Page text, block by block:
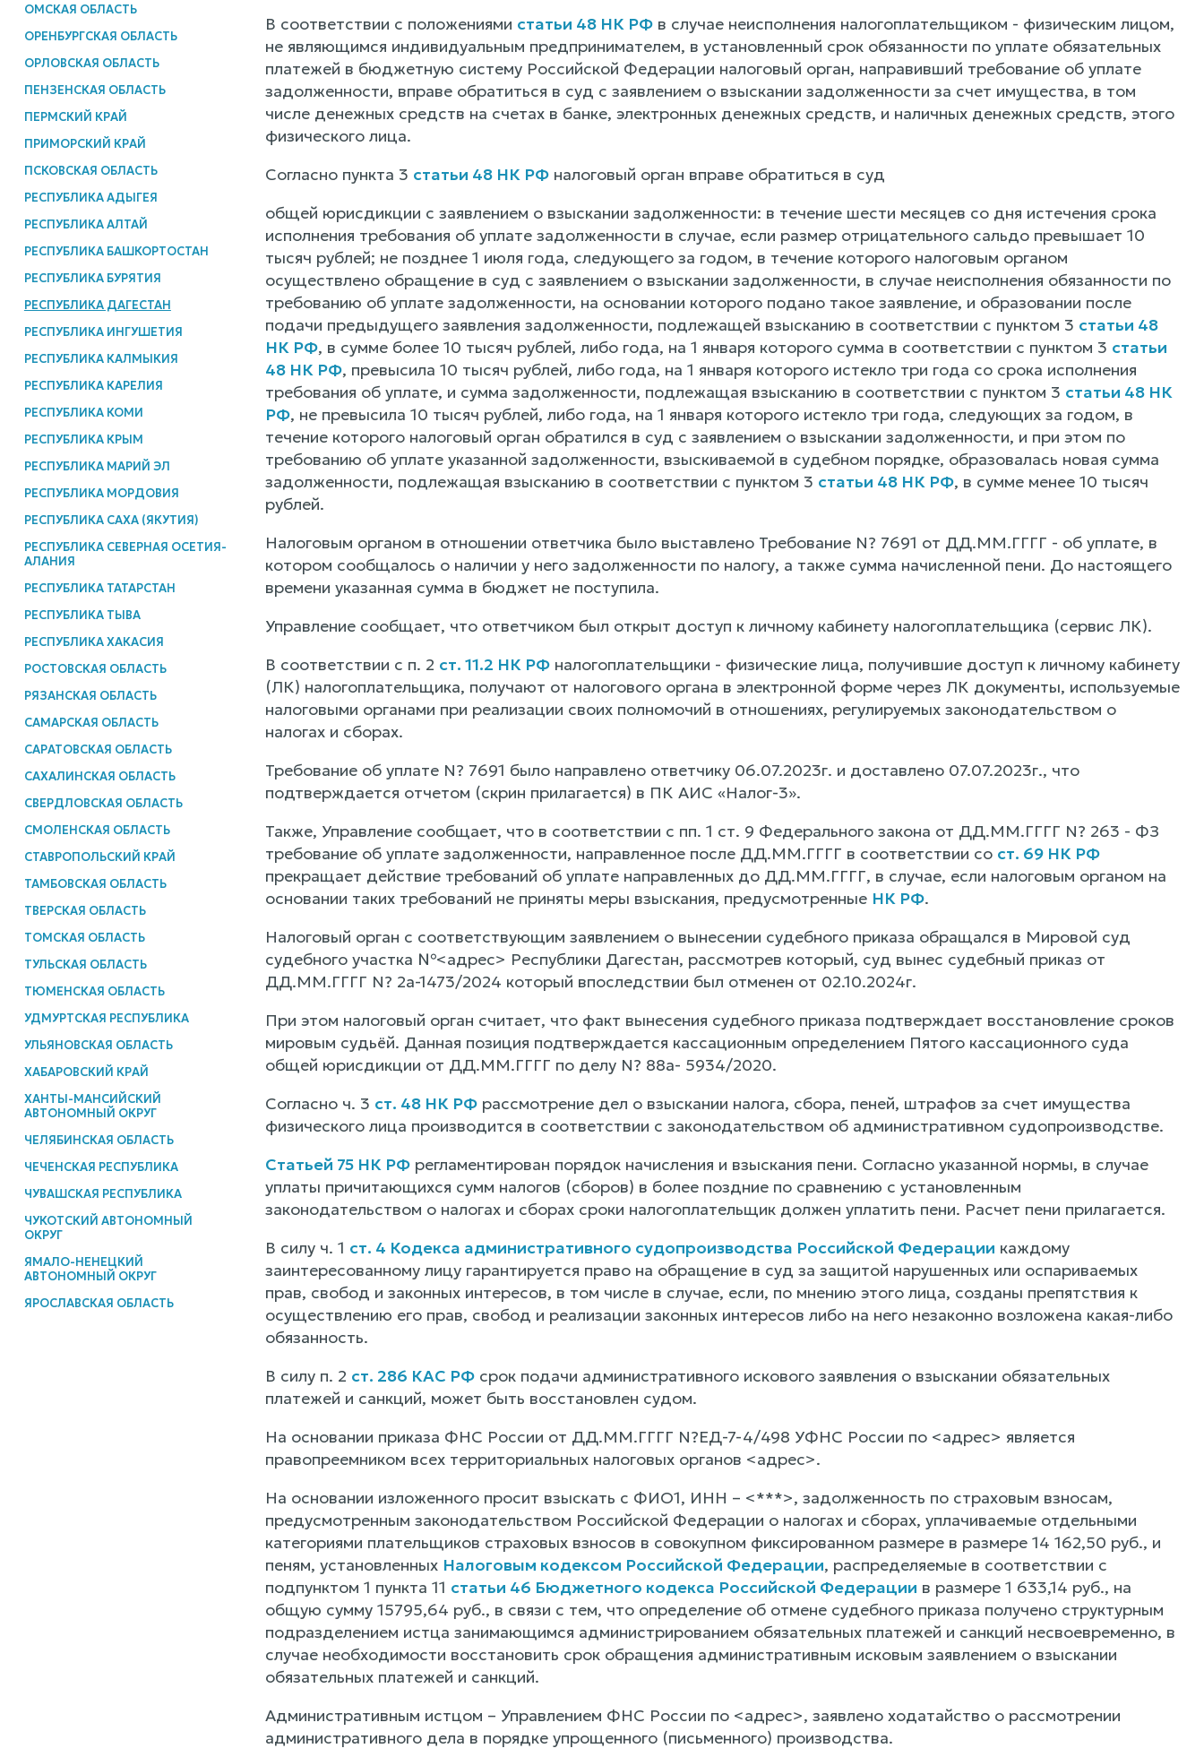
ОМСКАЯ ОБЛАСТЬ
ОРЕНБУРГСКАЯ ОБЛАСТЬ
ОРЛОВСКАЯ ОБЛАСТЬ
ПЕНЗЕНСКАЯ ОБЛАСТЬ
ПЕРМСКИЙ КРАЙ
ПРИМОРСКИЙ КРАЙ
ПСКОВСКАЯ ОБЛАСТЬ
РЕСПУБЛИКА АДЫГЕЯ
РЕСПУБЛИКА АЛТАЙ
РЕСПУБЛИКА БАШКОРТОСТАН
РЕСПУБЛИКА БУРЯТИЯ
РЕСПУБЛИКА ДАГЕСТАН
РЕСПУБЛИКА ИНГУШЕТИЯ
РЕСПУБЛИКА КАЛМЫКИЯ
РЕСПУБЛИКА КАРЕЛИЯ
РЕСПУБЛИКА КОМИ
РЕСПУБЛИКА КРЫМ
РЕСПУБЛИКА МАРИЙ ЭЛ
РЕСПУБЛИКА МОРДОВИЯ
РЕСПУБЛИКА САХА (ЯКУТИЯ)
РЕСПУБЛИКА СЕВЕРНАЯ ОСЕТИЯ-
АЛАНИЯ
РЕСПУБЛИКА ТАТАРСТАН
РЕСПУБЛИКА ТЫВА
РЕСПУБЛИКА ХАКАСИЯ
РОСТОВСКАЯ ОБЛАСТЬ
РЯЗАНСКАЯ ОБЛАСТЬ
САМАРСКАЯ ОБЛАСТЬ
САРАТОВСКАЯ ОБЛАСТЬ
САХАЛИНСКАЯ ОБЛАСТЬ
СВЕРДЛОВСКАЯ ОБЛАСТЬ
СМОЛЕНСКАЯ ОБЛАСТЬ
СТАВРОПОЛЬСКИЙ КРАЙ
ТАМБОВСКАЯ ОБЛАСТЬ
ТВЕРСКАЯ ОБЛАСТЬ
ТОМСКАЯ ОБЛАСТЬ
ТУЛЬСКАЯ ОБЛАСТЬ
ТЮМЕНСКАЯ ОБЛАСТЬ
УДМУРТСКАЯ РЕСПУБЛИКА
УЛЬЯНОВСКАЯ ОБЛАСТЬ
ХАБАРОВСКИЙ КРАЙ
ХАНТЫ-МАНСИЙСКИЙ
АВТОНОМНЫЙ ОКРУГ
ЧЕЛЯБИНСКАЯ ОБЛАСТЬ
ЧЕЧЕНСКАЯ РЕСПУБЛИКА
ЧУВАШСКАЯ РЕСПУБЛИКА
ЧУКОТСКИЙ АВТОНОМНЫЙ
ОКРУГ
ЯМАЛО-НЕНЕЦКИЙ
АВТОНОМНЫЙ ОКРУГ
ЯРОСЛАВСКАЯ ОБЛАСТЬ
В соответствии с положениями статьи 48 НК РФв случае неисполнения налогоплательщиком - физическим лицом,
не являющимся индивидуальным предпринимателем, в установленный срок обязанности по уплате обязательных
платежей в бюджетную систему Российской Федерации налоговый орган, направивший требование об уплате
задолженности, вправе обратиться в суд с заявлением о взыскании задолженности за счет имущества, в том
числе денежных средств на счетах в банке, электронных денежных средств, и наличных денежных средств, этого
физического лица.
Согласно пункта 3 статьи 48 НК РФналоговый орган вправе обратиться в суд
общей юрисдикции с заявлением о взыскании задолженности: в течение шести месяцев со дня истечения срока
исполнения требования об уплате задолженности в случае, если размер отрицательного сальдо превышает 10
тысяч рублей; не позднее 1 июля года, следующего за годом, в течение которого налоговым органом
осуществлено обращение в суд с заявлением о взыскании задолженности, в случае неисполнения обязанности по
требованию об уплате задолженности, на основании которого подано такое заявление, и образовании после
подачи предыдущего заявления задолженности, подлежащей взысканию в соответствии с пунктом 3 статьи 48
НК РФ, в сумме более 10 тысяч рублей, либо года, на 1 января которого сумма в соответствии с пунктом 3 статьи
48 НК РФ, превысила 10 тысяч рублей, либо года, на 1 января которого истекло три года со срока исполнения
требования об уплате, и сумма задолженности, подлежащая взысканию в соответствии с пунктом 3 статьи 48 НК
РФ, не превысила 10 тысяч рублей, либо года, на 1 января которого истекло три года, следующих за годом, в
течение которого налоговый орган обратился в суд с заявлением о взыскании задолженности, и при этом по
требованию об уплате указанной задолженности, взыскиваемой в судебном порядке, образовалась новая сумма
задолженности, подлежащая взысканию в соответствии с пунктом 3 статьи 48 НК РФ, в сумме менее 10 тысяч
рублей.
Налоговым органом в отношении ответчика было выставлено Требование N? 7691 от ДД.ММ.ГГГГ - об уплате, в
котором сообщалось о наличии у него задолженности по налогу, а также сумма начисленной пени. До настоящего
времени указанная сумма в бюджет не поступила.
Управление сообщает, что ответчиком был открыт доступ к личному кабинету налогоплательщика (сервис ЛК).
В соответствии с п. 2 ст. 11.2 НК РФналогоплательщики - физические лица, получившие доступ к личному кабинету
(ЛК) налогоплательщика, получают от налогового органа в электронной форме через ЛК документы, используемые
налоговыми органами при реализации своих полномочий в отношениях, регулируемых законодательством о
налогах и сборах.
Требование об уплате N? 7691 было направлено ответчику 06.07.2023г. и доставлено 07.07.2023г., что
подтверждается отчетом (скрин прилагается) в ПК АИС «Налог-3».
Также, Управление сообщает, что в соответствии с пп. 1 ст. 9 Федерального закона от ДД.ММ.ГГГГ N? 263 - ФЗ
требование об уплате задолженности, направленное после ДД.ММ.ГГГГ в соответствии со ст. 69 НК РФ
прекращает действие требований об уплате направленных до ДД.ММ.ГГГГ, в случае, если налоговым органом на
основании таких требований не приняты меры взыскания, предусмотренные НК РФ.
Налоговый орган с соответствующим заявлением о вынесении судебного приказа обращался в Мировой суд
судебного участка №<адрес> Республики Дагестан, рассмотрев который, суд вынес судебный приказ от
ДД.ММ.ГГГГ N? 2a-1473/2024 который впоследствии был отменен от 02.10.2024г.
При этом налоговый орган считает, что факт вынесения судебного приказа подтверждает восстановление сроков
мировым судьёй. Данная позиция подтверждается кассационным определением Пятого кассационного суда
общей юрисдикции от ДД.ММ.ГГГГ по делу N? 88а- 5934/2020.
Согласно ч. 3 ст. 48 НК РФрассмотрение дел о взыскании налога, сбора, пеней, штрафов за счет имущества
физического лица производится в соответствии с законодательством об административном судопроизводстве.
Статьей 75 НК РФрегламентирован порядок начисления и взыскания пени. Согласно указанной нормы, в случае
уплаты причитающихся сумм налогов (сборов) в более поздние по сравнению с установленным
законодательством о налогах и сборах сроки налогоплательщик должен уплатить пени. Расчет пени прилагается.
В силу ч. 1 ст. 4 Кодекса административного судопроизводства Российской Федерации каждому
заинтересованному лицу гарантируется право на обращение в суд за защитой нарушенных или оспариваемых
прав, свобод и законных интересов, в том числе в случае, если, по мнению этого лица, созданы препятствия к
осуществлению его прав, свобод и реализации законных интересов либо на него незаконно возложена какая-либо
обязанность.
В силу п. 2 ст. 286 КАС РФсрок подачи административного искового заявления о взыскании обязательных
платежей и санкций, может быть восстановлен судом.
На основании приказа ФНС России от ДД.ММ.ГГГГ N?ЕД-7-4/498 УФНС России по <адрес> является
правопреемником всех территориальных налоговых органов <адрес>.
На основании изложенного просит взыскать с ФИО1, ИНН – <***>, задолженность по страховым взносам,
предусмотренным законодательством Российской Федерации о налогах и сборах, уплачиваемые отдельными
категориями плательщиков страховых взносов в совокупном фиксированном размере в размере 14 162,50 руб., и
пеням, установленных Налоговым кодексом Российской Федерации, распределяемые в соответствии с
подпунктом 1 пункта 11 статьи 46 Бюджетного кодекса Российской Федерации в размере 1 633,14 руб., на
общую сумму 15795,64 руб., в связи с тем, что определение об отмене судебного приказа получено структурным
подразделением истца занимающимся администрированием обязательных платежей и санкций несвоевременно, в
случае необходимости восстановить срок обращения административным исковым заявлением о взыскании
обязательных платежей и санкций.
Административным истцом – Управлением ФНС России по <адрес>, заявлено ходатайство о рассмотрении
административного дела в порядке упрощенного (письменного) производства.